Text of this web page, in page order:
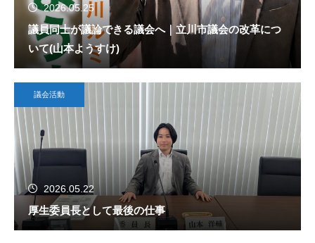
2026.05.25
議員同士が議論できる議会へ｜立川市議会の改革につ
いて(山本ようすけ)
議会活動
2026.05.22
厚生委員長として最後の仕事